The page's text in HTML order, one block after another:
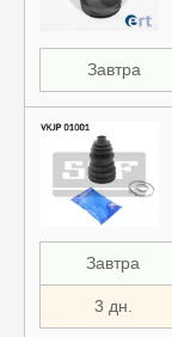
Завтра
Завтра
3 дн.